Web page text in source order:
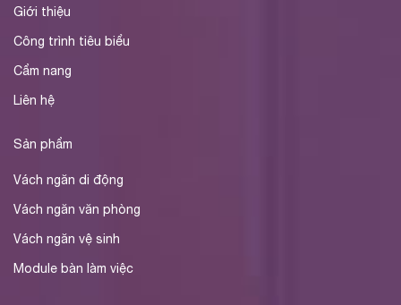
Giới thiệu
Công trình tiêu biểu
Cẩm nang
Liên hệ
Sản phẩm
Vách ngăn di động
Vách ngăn văn phòng
Vách ngăn vệ sinh
Module bàn làm việc